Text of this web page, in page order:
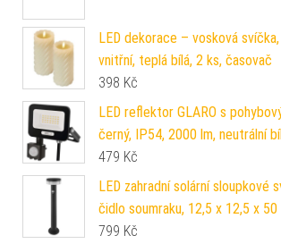
LED dekorace – vosková
vnitřní, teplá bílá, 2 ks, časovač
398 Kč
LED reflektor GLARO s
černý, IP54, 2000 lm, neutrální
479 Kč
LED zahradní solární sloupkové
čidlo soumraku, 12,5 x 12,5 x 50
799 Kč